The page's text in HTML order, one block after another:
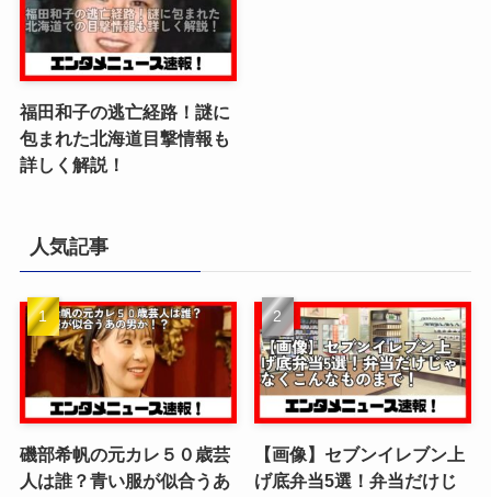
福田和子の逃亡経路！謎に
包まれた北海道目撃情報も
詳しく解説！
人気記事
磯部希帆の元カレ５０歳芸
人は誰？青い服が似合うあ
【画像】セブンイレブン上
げ底弁当5選！弁当だけじ